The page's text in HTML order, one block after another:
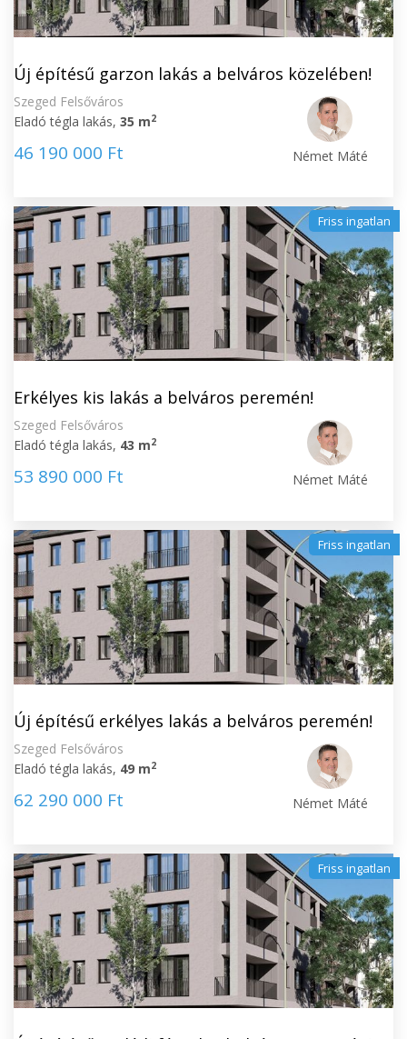
Új építésű garzon lakás a belváros közelében!
Szeged Felsőváros
Eladó tégla lakás, 35 m2
46 190 000 Ft Német Máté
Friss ingatlan
Erkélyes kis lakás a belváros peremén!
Szeged Felsőváros
Eladó tégla lakás, 43 m2
53 890 000 Ft Német Máté
Friss ingatlan
Új építésű erkélyes lakás a belváros peremén!
Szeged Felsőváros
Eladó tégla lakás, 49 m2
62 290 000 Ft Német Máté
Friss ingatlan